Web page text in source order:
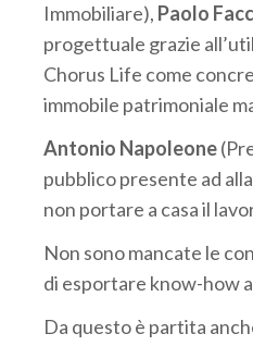
Immobiliare), Paolo
progettuale grazie
Chorus Life come
immobile patrimoniale
Antonio Napoleone
pubblico presente ad
non portare a casa il
Non sono mancate le
di esportare know-how
Da questo è partita